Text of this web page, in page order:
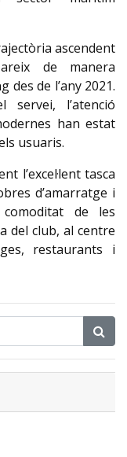
ascendent
de manera
de l’any 2021.
l’atenció
han estat
usuaris.
l’excel·lent tasca
d’amarratge i
de les
del club, al centre
restaurants i